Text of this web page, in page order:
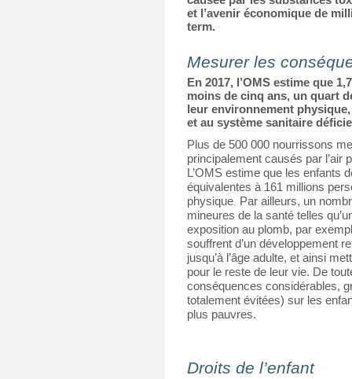
et l’avenir économique de
term.
Mesurer les
En 2017, l’OMS estime que
moins de cinq ans, un quart
leur environnement
et au système sanitaire
Plus de 500 000 nourrissons
principalement causés par l’air
L’OMS estime que les enfants
équivalentes à 161 millions
physique. Par ailleurs, un
mineures de la santé telles
exposition au plomb, par
souffrent d’un développement
jusqu’à l’âge adulte, et ainsi
pour le reste de leur vie. De
conséquences considérables,
totalement évitées) sur les
plus pauvres.
Droits de l’enfant